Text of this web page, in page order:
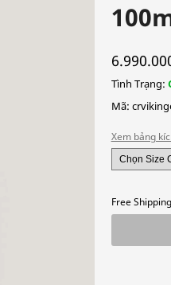
Tình Trạng:
Mã:
Xem bảng
Free